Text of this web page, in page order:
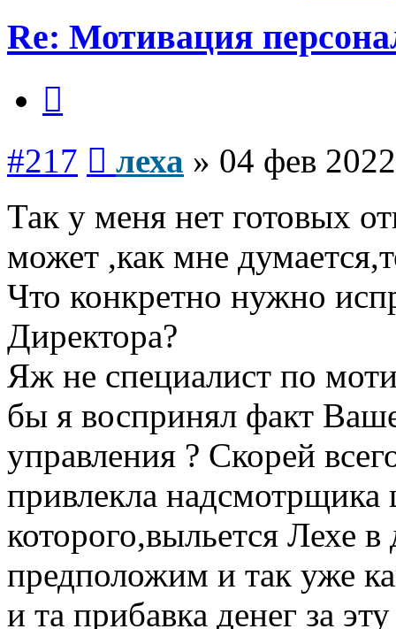
Re: Мотивация
#217 леха » 04 фев
Так у меня нет готовых
может ,как мне
Что конкретно нужно
Директора?
Яж не специалист по
бы я воспринял факт
управления ? Скорей
привлекла надсмотрщика
которого,выльется Лехе
предположим и так уже
и та прибавка денег за